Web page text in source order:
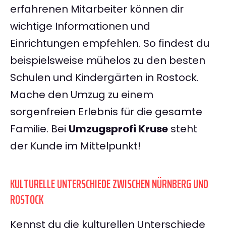
erfahrenen Mitarbeiter können dir
wichtige Informationen und
Einrichtungen empfehlen. So findest du
beispielsweise mühelos zu den besten
Schulen und Kindergärten in Rostock.
Mache den Umzug zu einem
sorgenfreien Erlebnis für die gesamte
Familie. Bei Umzugsprofi Kruse steht
der Kunde im Mittelpunkt!
KULTURELLE UNTERSCHIEDE ZWISCHEN NÜRNBERG UND
ROSTOCK
Kennst du die kulturellen Unterschiede